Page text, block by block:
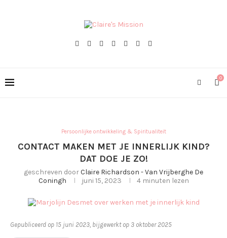
0
Persoonlijke ontwikkeling & Spiritualiteit
CONTACT MAKEN MET JE INNERLIJK KIND?
DAT DOE JE ZO!
geschreven doorClaire Richardson - Van Vrijberghe De
Coningh
juni 15, 2023 4 minuten lezen
Gepubliceerd op 15 juni 2023, bijgewerkt op 3 oktober 2025